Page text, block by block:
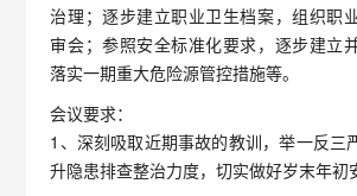
治理；逐步建立职业卫生档案，组织职
审会；参照安全标准化要求，逐步建立
落实一期重大危险源管控措施等。
会议要求：
1、深刻吸取近期事故的教训，举一反三
升隐患排查整治力度，切实做好岁末年初